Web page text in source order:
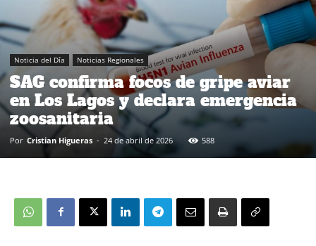
Noticia del Día Noticias Regionales
SAG confirma focos de gripe aviar
en Los Lagos y declara emergencia
zoosanitaria
Por Cristian Higueras - 24 de abril de 2026 588